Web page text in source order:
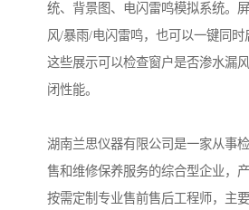
统、背景图、电闪雷鸣模拟系统。
风/暴雨/电闪雷鸣，也可以一键同
这些展示可以检查窗户是否渗水漏
闭性能。
湖南兰思仪器有限公司是一家从事
售和维修保养服务的综合型企业，
按需定制专业售前售后工程师，主